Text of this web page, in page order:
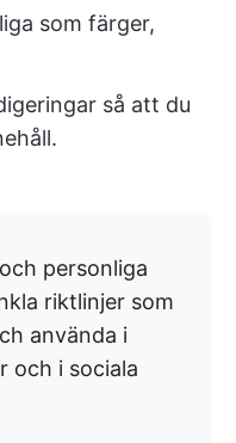
som färger,
så att du
personliga
riktlinjer som
använda i
och i sociala